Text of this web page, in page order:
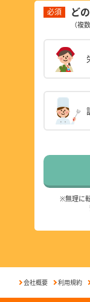
必須 ど
（複
※無理に
会社概要 利用規約